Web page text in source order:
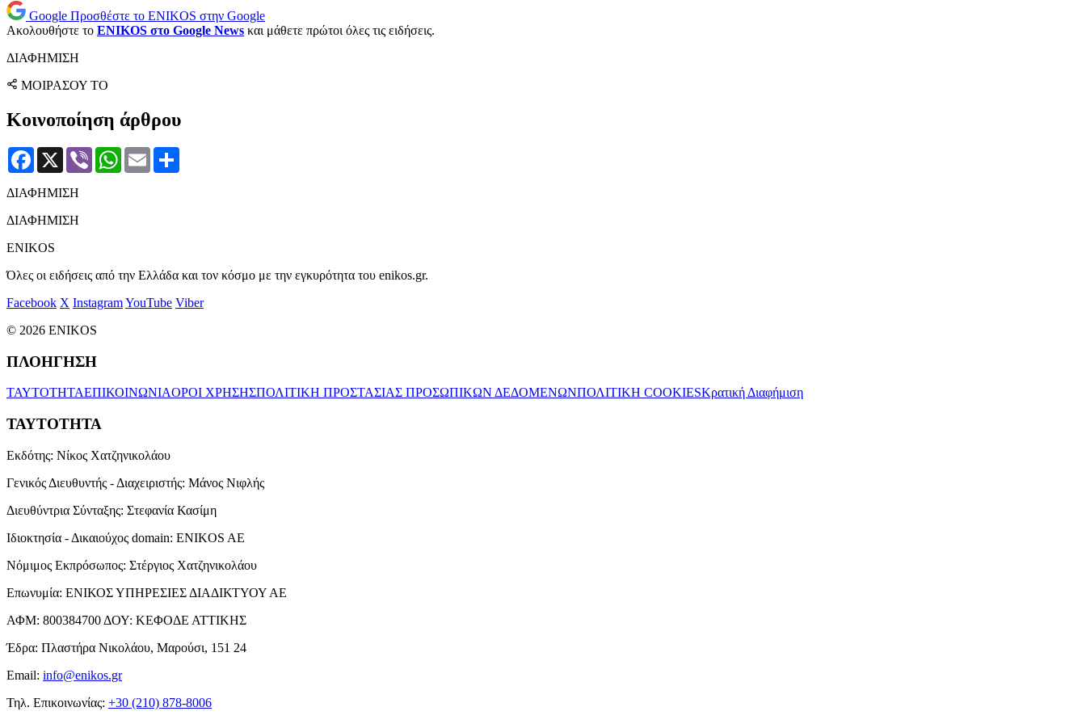
Google Προσθέστε το ENIKOS στην Google
Ακολουθήστε το ENIKOS στο Google News και μάθετε πρώτοι όλες τις ειδήσεις.
ΔΙΑΦΗΜΙΣΗ
ΜΟΙΡΑΣΟΥ ΤΟ
Κοινοποίηση άρθρου
Facebook
X Viber WhatsApp
Email
ΔΙΑΦΗΜΙΣΗ
ΔΙΑΦΗΜΙΣΗ
ENIKOS
Όλες οι ειδήσεις από την Ελλάδα και τον κόσμο με την εγκυρότητα του enikos.gr.
Facebook X InstagramYouTube Viber
© 2026 ENIKOS
ΠΛΟΗΓΗΣΗ
ΤΑΥΤΟΤΗΤΑΕΠΙΚΟΙΝΩΝΙΑΟΡΟΙ ΧΡΗΣΗΣΠΟΛΙΤΙΚΗ ΠΡΟΣΤΑΣΙΑΣ ΠΡΟΣΩΠΙΚΩΝ ΔΕΔΟΜΕΝΩΝΠΟΛΙΤΙΚΗ COOKIESΚρατική Διαφήμιση
ΤΑΥΤΟΤΗΤΑ
Εκδότης: Νίκος Χατζηνικολάου
Γενικός Διευθυντής - Διαχειριστής: Μάνος Νιφλής
Διευθύντρια Σύνταξης: Στεφανία Κασίμη
Ιδιοκτησία - Δικαιούχος domain: ENIKOS AE
Νόμιμος Εκπρόσωπος: Στέργιος Χατζηνικολάου
Επωνυμία: ΕΝΙΚΟΣ ΥΠΗΡΕΣΙΕΣ ΔΙΑΔΙΚΤΥΟΥ ΑΕ
ΑΦΜ: 800384700 ΔΟΥ: ΚΕΦΟΔΕ ΑΤΤΙΚΗΣ
Έδρα: Πλαστήρα Νικολάου, Μαρούσι, 151 24
Email: info@enikos.gr
Τηλ. Επικοινωνίας: +30 (210) 878-8006